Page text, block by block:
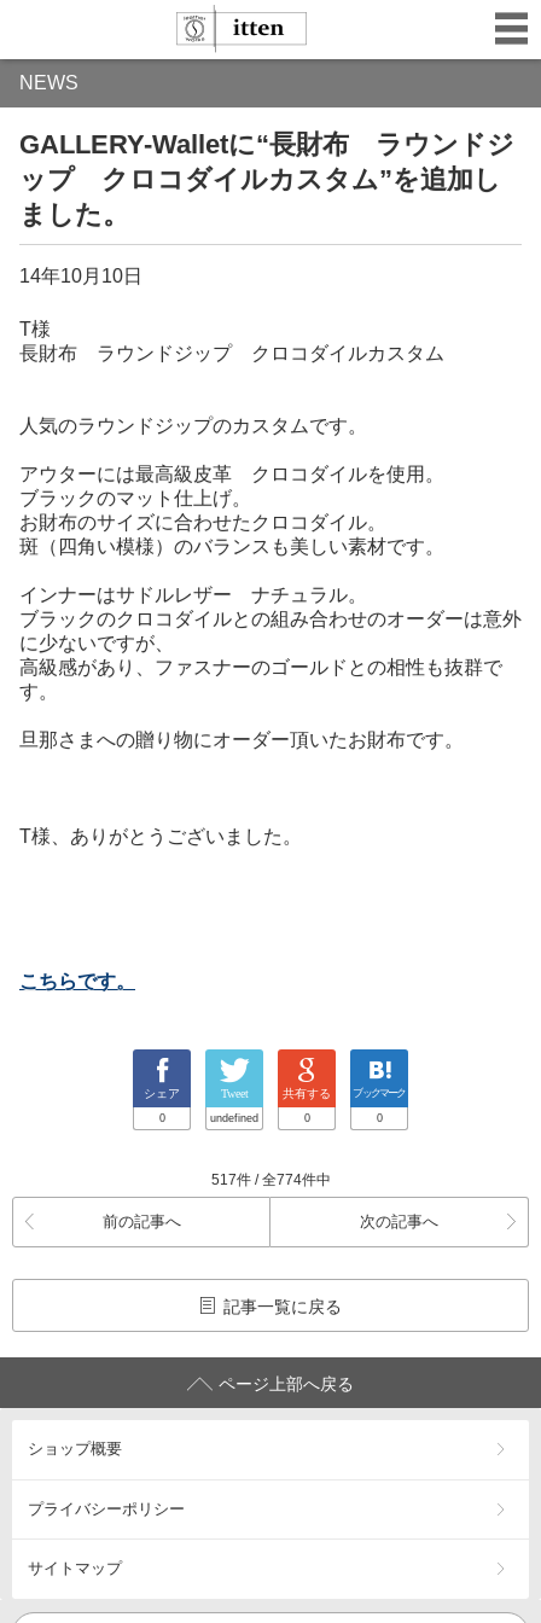
NEWS
GALLERY-Walletに“長財布 ラウンドジ
ップ クロコダイルカスタム”を追加し
ました。
14年10月10日
T様
長財布 ラウンドジップ クロコダイルカスタム
人気のラウンドジップのカスタムです。
アウターには最高級皮革 クロコダイルを使用。
ブラックのマット仕上げ。
お財布のサイズに合わせたクロコダイル。
斑（四角い模様）のバランスも美しい素材です。
インナーはサドルレザー ナチュラル。
ブラックのクロコダイルとの組み合わせのオーダーは意外
に少ないですが、
高級感があり、ファスナーのゴールドとの相性も抜群で
す。
旦那さまへの贈り物にオーダー頂いたお財布です。
T様、ありがとうございました。
こちらです。
シェア
0
Tweet
undefined
共有する
0
ブックマーク
0
517件 / 全774件中
前の記事へ 次の記事へ
記事一覧に戻る
ページ上部へ戻る
ショップ概要
プライバシーポリシー
サイトマップ